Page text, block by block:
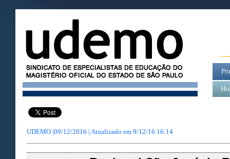
UDEMO |09/12/2016 | Atualizado em 9/12/16 16:14